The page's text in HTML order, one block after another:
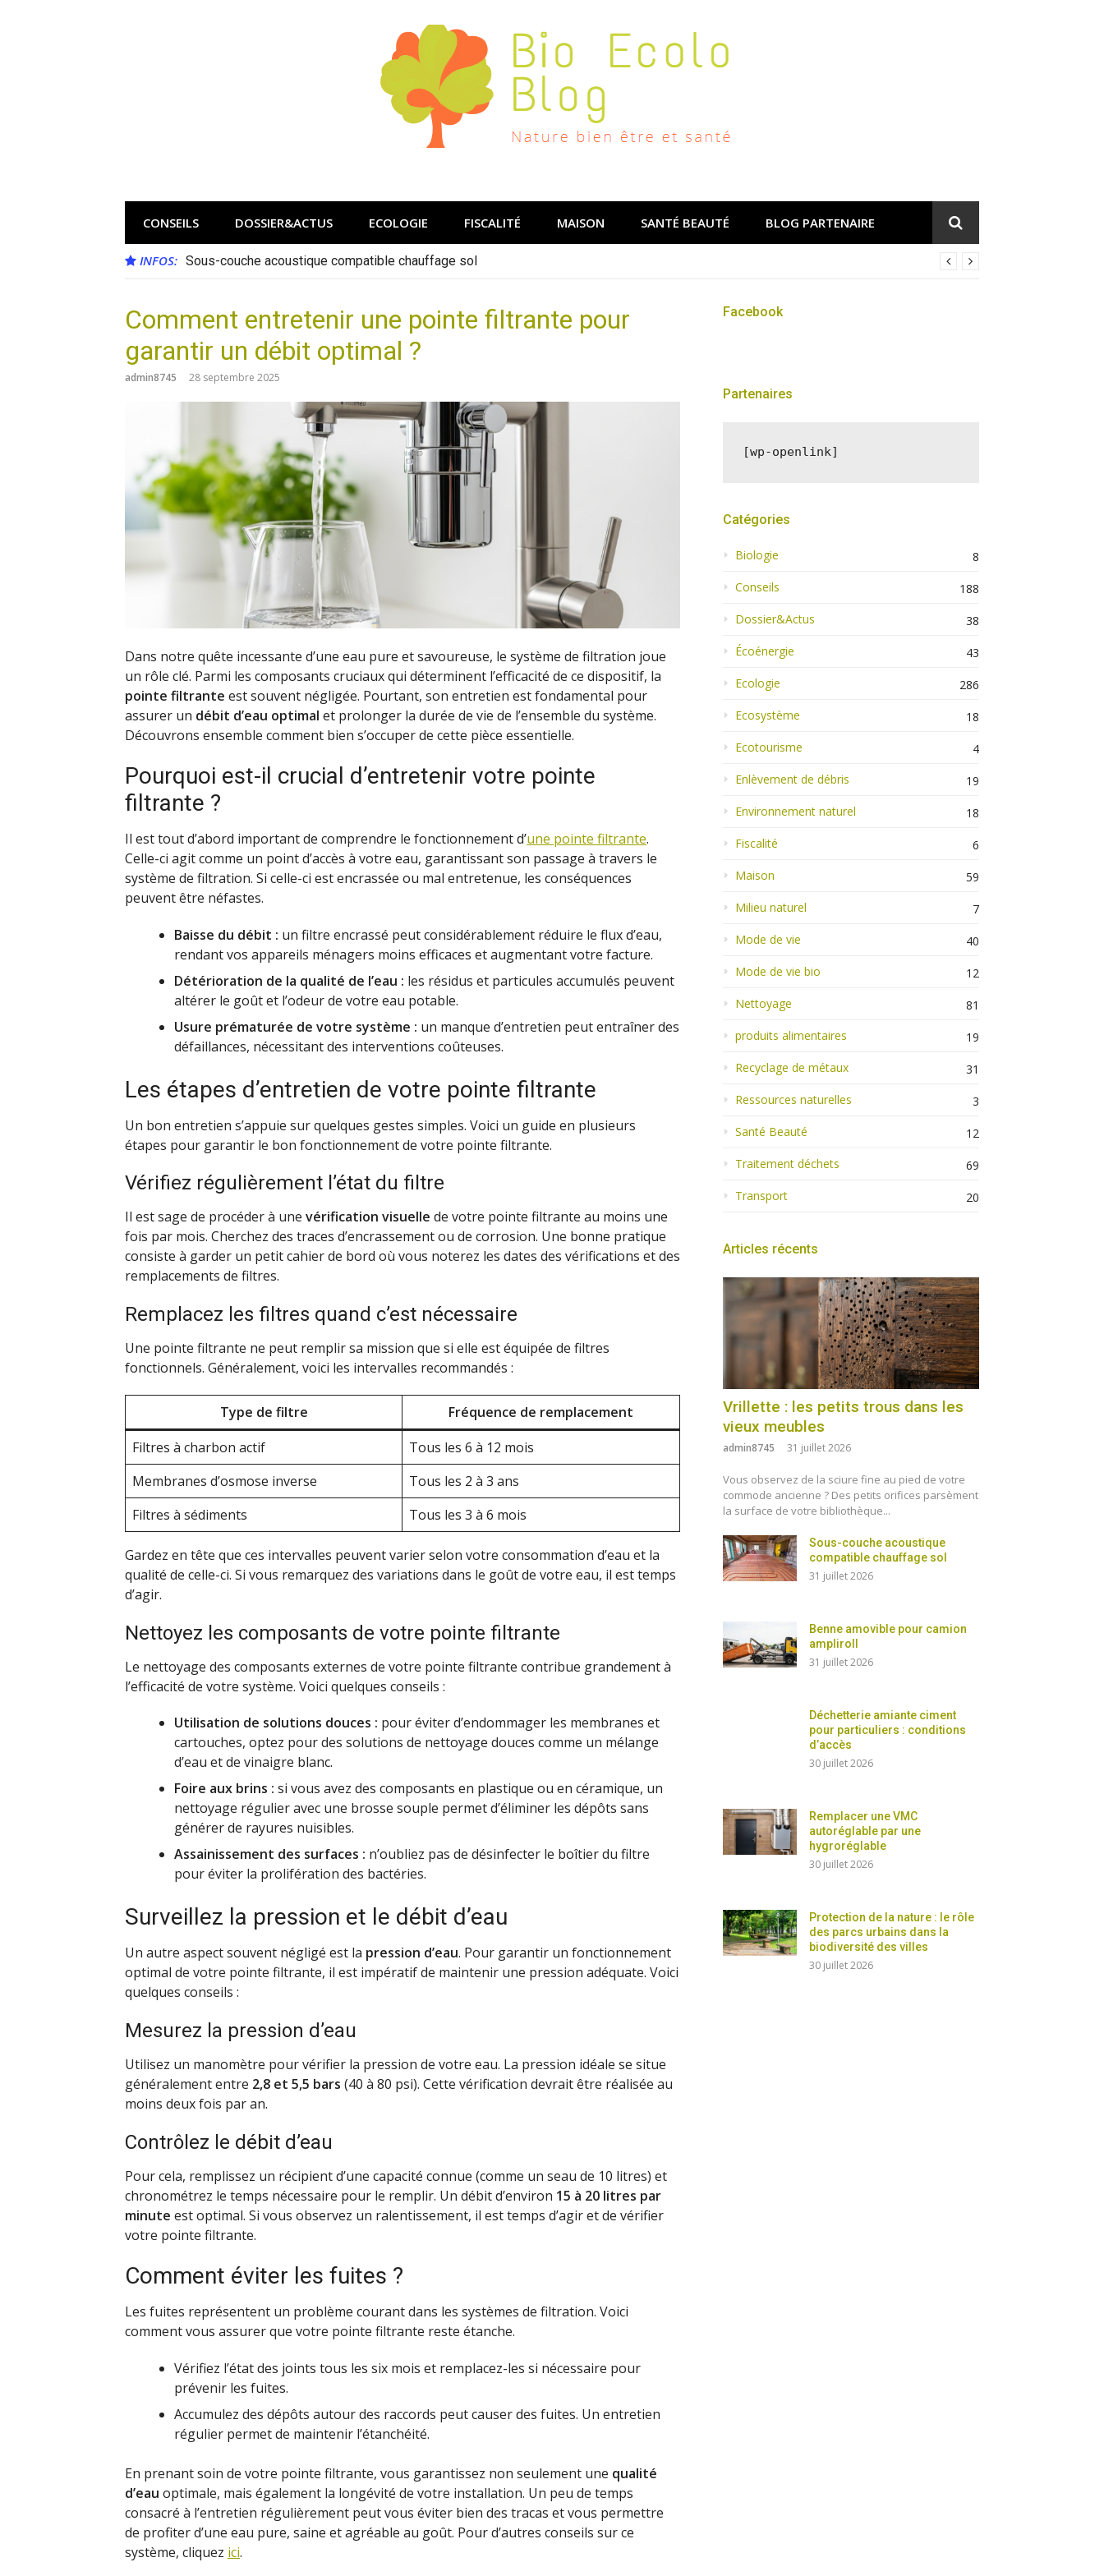
CONSEILS DOSSIER&ACTUS ECOLOGIE FISCALITÉ MAISON SANTÉ BEAUTÉ BLOG PARTENAIRE
INFOS: Sous-couche acoustique compatible chauffage sol
Comment entretenir une pointe filtrante pour
garantir un débit optimal ?
admin8745 28 septembre 2025
Dans notre quête incessante d’une eau pure et savoureuse, le système de filtration joue
un rôle clé. Parmi les composants cruciaux qui déterminent l’efficacité de ce dispositif, la
pointe filtrante est souvent négligée. Pourtant, son entretien est fondamental pour
assurer un débit d’eau optimal et prolonger la durée de vie de l’ensemble du système.
Découvrons ensemble comment bien s’occuper de cette pièce essentielle.
Pourquoi est-il crucial d’entretenir votre pointe
filtrante ?
Il est tout d’abord important de comprendre le fonctionnement d’une pointe filtrante.
Celle-ci agit comme un point d’accès à votre eau, garantissant son passage à travers le
système de filtration. Si celle-ci est encrassée ou mal entretenue, les conséquences
peuvent être néfastes.
Baisse du débit : un filtre encrassé peut considérablement réduire le flux d’eau,
rendant vos appareils ménagers moins efficaces et augmentant votre facture.
Détérioration de la qualité de l’eau : les résidus et particules accumulés peuvent
altérer le goût et l’odeur de votre eau potable.
Usure prématurée de votre système : un manque d’entretien peut entraîner des
défaillances, nécessitant des interventions coûteuses.
Les étapes d’entretien de votre pointe filtrante
Un bon entretien s’appuie sur quelques gestes simples. Voici un guide en plusieurs
étapes pour garantir le bon fonctionnement de votre pointe filtrante.
Vérifiez régulièrement l’état du filtre
Il est sage de procéder à une vérification visuelle de votre pointe filtrante au moins une
fois par mois. Cherchez des traces d’encrassement ou de corrosion. Une bonne pratique
consiste à garder un petit cahier de bord où vous noterez les dates des vérifications et des
remplacements de filtres.
Remplacez les filtres quand c’est nécessaire
Une pointe filtrante ne peut remplir sa mission que si elle est équipée de filtres
fonctionnels. Généralement, voici les intervalles recommandés :
Type de filtre
Fréquence de remplacement
Filtres à charbon actif
Tous les 6 à 12 mois
Membranes d’osmose inverse
Tous les 2 à 3 ans
Filtres à sédiments
Tous les 3 à 6 mois
Gardez en tête que ces intervalles peuvent varier selon votre consommation d’eau et la
qualité de celle-ci. Si vous remarquez des variations dans le goût de votre eau, il est temps
d’agir.
Nettoyez les composants de votre pointe filtrante
Le nettoyage des composants externes de votre pointe filtrante contribue grandement à
l’efficacité de votre système. Voici quelques conseils :
Utilisation de solutions douces : pour éviter d’endommager les membranes et
cartouches, optez pour des solutions de nettoyage douces comme un mélange
d’eau et de vinaigre blanc.
Foire aux brins : si vous avez des composants en plastique ou en céramique, un
nettoyage régulier avec une brosse souple permet d’éliminer les dépôts sans
générer de rayures nuisibles.
Assainissement des surfaces : n’oubliez pas de désinfecter le boîtier du filtre
pour éviter la prolifération des bactéries.
Surveillez la pression et le débit d’eau
Un autre aspect souvent négligé est la pression d’eau. Pour garantir un fonctionnement
optimal de votre pointe filtrante, il est impératif de maintenir une pression adéquate. Voici
quelques conseils :
Mesurez la pression d’eau
Utilisez un manomètre pour vérifier la pression de votre eau. La pression idéale se situe
généralement entre 2,8 et 5,5 bars (40 à 80 psi). Cette vérification devrait être réalisée au
moins deux fois par an.
Contrôlez le débit d’eau
Pour cela, remplissez un récipient d’une capacité connue (comme un seau de 10 litres) et
chronométrez le temps nécessaire pour le remplir. Un débit d’environ 15 à 20 litres par
minute est optimal. Si vous observez un ralentissement, il est temps d’agir et de vérifier
votre pointe filtrante.
Comment éviter les fuites ?
Les fuites représentent un problème courant dans les systèmes de filtration. Voici
comment vous assurer que votre pointe filtrante reste étanche.
Vérifiez l’état des joints tous les six mois et remplacez-les si nécessaire pour
prévenir les fuites.
Accumulez des dépôts autour des raccords peut causer des fuites. Un entretien
régulier permet de maintenir l’étanchéité.
En prenant soin de votre pointe filtrante, vous garantissez non seulement une qualité
d’eau optimale, mais également la longévité de votre installation. Un peu de temps
consacré à l’entretien régulièrement peut vous éviter bien des tracas et vous permettre
de profiter d’une eau pure, saine et agréable au goût. Pour d’autres conseils sur ce
système, cliquez ici.
Facebook
Partenaires
[wp-openlink]
Catégories
Biologie
8
Conseils
188
Dossier&Actus
38
Écoénergie
43
Ecologie
286
Ecosystème
18
Ecotourisme
4
Enlèvement de débris
19
Environnement naturel
18
Fiscalité
6
Maison
59
Milieu naturel
7
Mode de vie
40
Mode de vie bio
12
Nettoyage
81
produits alimentaires
19
Recyclage de métaux
31
Ressources naturelles
3
Santé Beauté
12
Traitement déchets
69
Transport
20
Articles récents
Vrillette : les petits trous dans les
vieux meubles
admin8745 31 juillet 2026
Vous observez de la sciure fine au pied de votre
commode ancienne ? Des petits orifices parsèment
la surface de votre bibliothèque...
Sous-couche acoustique
compatible chauffage sol
31 juillet 2026
Benne amovible pour camion
ampliroll
31 juillet 2026
Déchetterie amiante ciment
pour particuliers : conditions
d’accès
30 juillet 2026
Remplacer une VMC
autoréglable par une
hygroréglable
30 juillet 2026
Protection de la nature : le rôle
des parcs urbains dans la
biodiversité des villes
30 juillet 2026